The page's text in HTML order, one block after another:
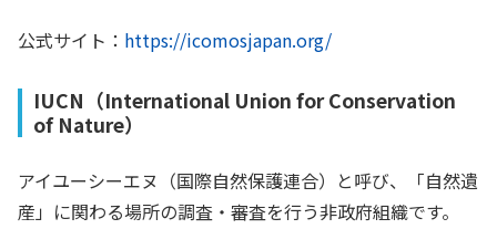
公式サイト： https://icomosjapan.org/
IUCN（International Union for Conservation
of Nature）
アイユーシーエヌ（国際自然保護連合）と呼び、「自然遺
産」に関わる場所の調査・審査を行う非政府組織です。